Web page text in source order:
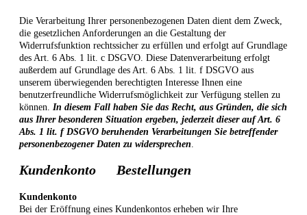
Die Verarbeitung Ihrer personenbezogenen Daten dient dem Zweck,
die gesetzlichen Anforderungen an die Gestaltung der
Widerrufsfunktion rechtssicher zu erfüllen und erfolgt auf Grundlage
des Art. 6 Abs. 1 lit. c DSGVO. Diese Datenverarbeitung erfolgt
außerdem auf Grundlage des Art. 6 Abs. 1 lit. f DSGVO aus
unserem überwiegenden berechtigten Interesse Ihnen eine
benutzerfreundliche Widerrufsmöglichkeit zur Verfügung stellen zu
können. In diesem Fall haben Sie das Recht, aus Gründen, die sich
aus Ihrer besonderen Situation ergeben, jederzeit dieser auf Art. 6
Abs. 1 lit. f DSGVO beruhenden Verarbeitungen Sie betreffender
personenbezogener Daten zu widersprechen
Kundenkonto Bestellungen
Kundenkonto
Bei der Eröffnung eines Kundenkontos erheben wir Ihre